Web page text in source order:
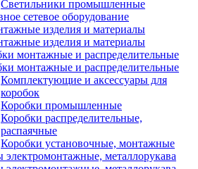
Светильники промышленные
сетевое оборудование
изделия и материалы
изделия и материалы
монтажные и распределительные
монтажные и распределительные
Комплектующие и аксессуары для
коробок
Коробки промышленные
Коробки распределительные,
распаячные
Коробки установочные, монтажные
электромонтажные, металлорукава